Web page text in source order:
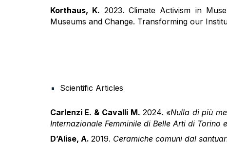
Korthaus, K. 2023. Climate Activism in
Museums and Change. Transforming our
Scientific Articles
Carlenzi E. & Cavalli M. 2024. «Nulla di più
Internazionale Femminile di Belle Arti di Torino
D’Alise, A. 2019. Ceramiche comuni dal